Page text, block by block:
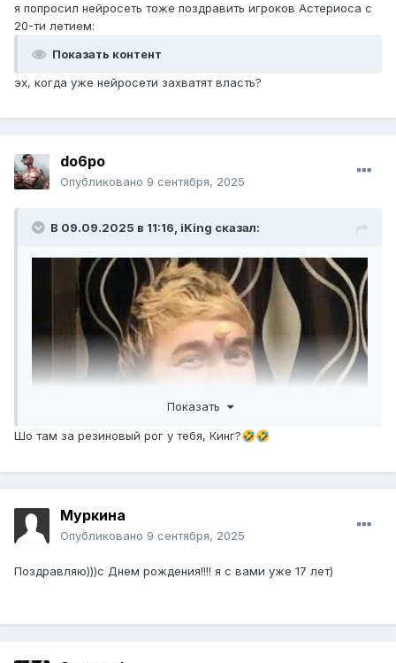
я попросил нейросеть тоже поздравить игроков Астериоса с
20-ти летием:
Показать контент
эх, когда уже нейросети захватят власть?
do6po
Опубликовано 9 сентября, 2025
В 09.09.2025 в 11:16, iKing сказал:
Показать
Шо там за резиновый рог у тебя, Кинг?🤣🤣
Муркина
Опубликовано 9 сентября, 2025
Поздравляю)))с Днем рождения!!!! я с вами уже 17 лет)